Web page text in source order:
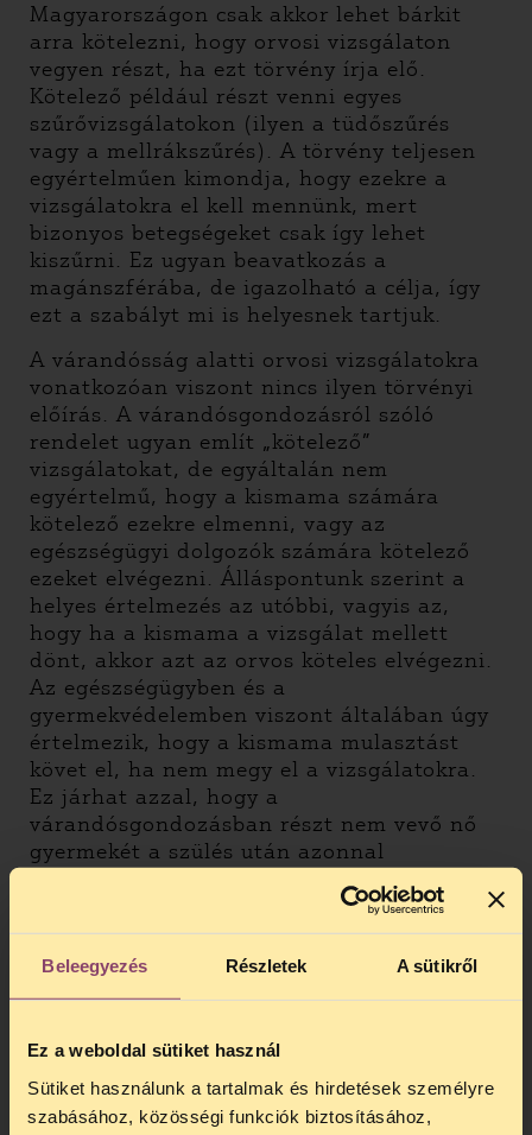
Beleegyezés Részletek A sütikről
Ez a weboldal sütiket használ
Sütiket használunk a tartalmak és hirdetések személyre
szabásához, közösségi funkciók biztosításához,
Magyarországon csak akkor lehet bárkit
arra kötelezni, hogy orvosi vizsgálaton
vegyen részt, ha ezt törvény írja elő.
Kötelező például részt venni egyes
szűrővizsgálatokon (ilyen a tüdőszűrés
vagy a mellrákszűrés). A törvény teljesen
egyértelműen kimondja, hogy ezekre a
vizsgálatokra el kell mennünk, mert
bizonyos betegségeket csak így lehet
kiszűrni. Ez ugyan beavatkozás a
magánszférába, de igazolható a célja, így
ezt a szabályt mi is helyesnek tartjuk.
A várandósság alatti orvosi vizsgálatokra
vonatkozóan viszont nincs ilyen törvényi
előírás. A várandósgondozásról szóló
rendelet ugyan említ „kötelező”
vizsgálatokat, de egyáltalán nem
egyértelmű, hogy a kismama számára
kötelező ezekre elmenni, vagy az
egészségügyi dolgozók számára kötelező
ezeket elvégezni. Álláspontunk szerint a
helyes értelmezés az utóbbi, vagyis az,
hogy ha a kismama a vizsgálat mellett
dönt, akkor azt az orvos köteles elvégezni.
Az egészségügyben és a
gyermekvédelemben viszont általában úgy
értelmezik, hogy a kismama mulasztást
követ el, ha nem megy el a vizsgálatokra.
Ez járhat azzal, hogy a
várandósgondozásban részt nem vevő nő
gyermekét a szülés után azonnal